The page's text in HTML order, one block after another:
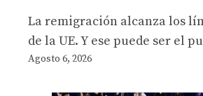
La remigración alcanza los
de la UE. Y ese puede ser el
Agosto 6, 2026